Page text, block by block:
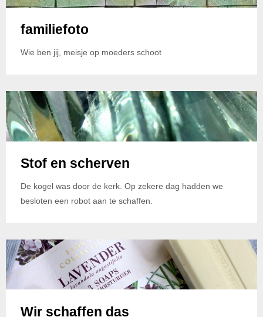
familiefoto
Wie ben jij, meisje op moeders schoot
Stof en scherven
De kogel was door de kerk. Op zekere dag hadden we
besloten een robot aan te schaffen.
Wir schaffen das